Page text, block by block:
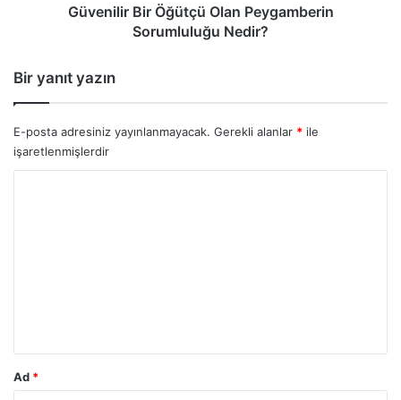
Güvenilir Bir Öğütçü Olan Peygamberin
Sorumluluğu Nedir?
Bir yanıt yazın
E-posta adresiniz yayınlanmayacak. Gerekli alanlar * ile
işaretlenmişlerdir
Ad *